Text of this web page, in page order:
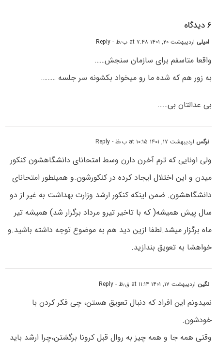
۶ دیدگاه
امیلی اردیبهشت ۲۰, ۱۴۰۱ at ۷:۴۸ ب٫ظ - Reply
واقعا متاسفم برای سازمان سنجش……
به زور هم که شده ما رو میخواد بکشونه سر جلسه ………
بی عدالتان بی……
نرگس اردیبهشت ۱۷, ۱۴۰۱ at ۱۰:۱۵ ب٫ظ - Reply
ولی اونایی که ترم آخرن دارن وسط امتحانای دانشگاهشون کنکور
میدن و این اختلال ایجاد کرده در کنکورشون.و همینطور امتحانای
دانشگاهشون. ضمن اینکه کنکور ارشد وزارت بهداشت به غیر از دو
سال پیش همیشه( که با تاخیر تیرو مرداد برگزار شد) همیشه تیر
ماه برگزار میشد.لطفا ازین دید هم به موضوع توجه داشته باشید.و
خواهشا به تعویق بندازید.
نگین اردیبهشت ۱۷, ۱۴۰۱ at ۱۱:۱۴ ق٫ظ - Reply
نمیدونم این افراد که دنبال تعویق هستن، چی فکر کردن با
خودشون.
وقتی همه جا و همه چیز به روال قبل کرونا برگشتن،چرا ارشد باید